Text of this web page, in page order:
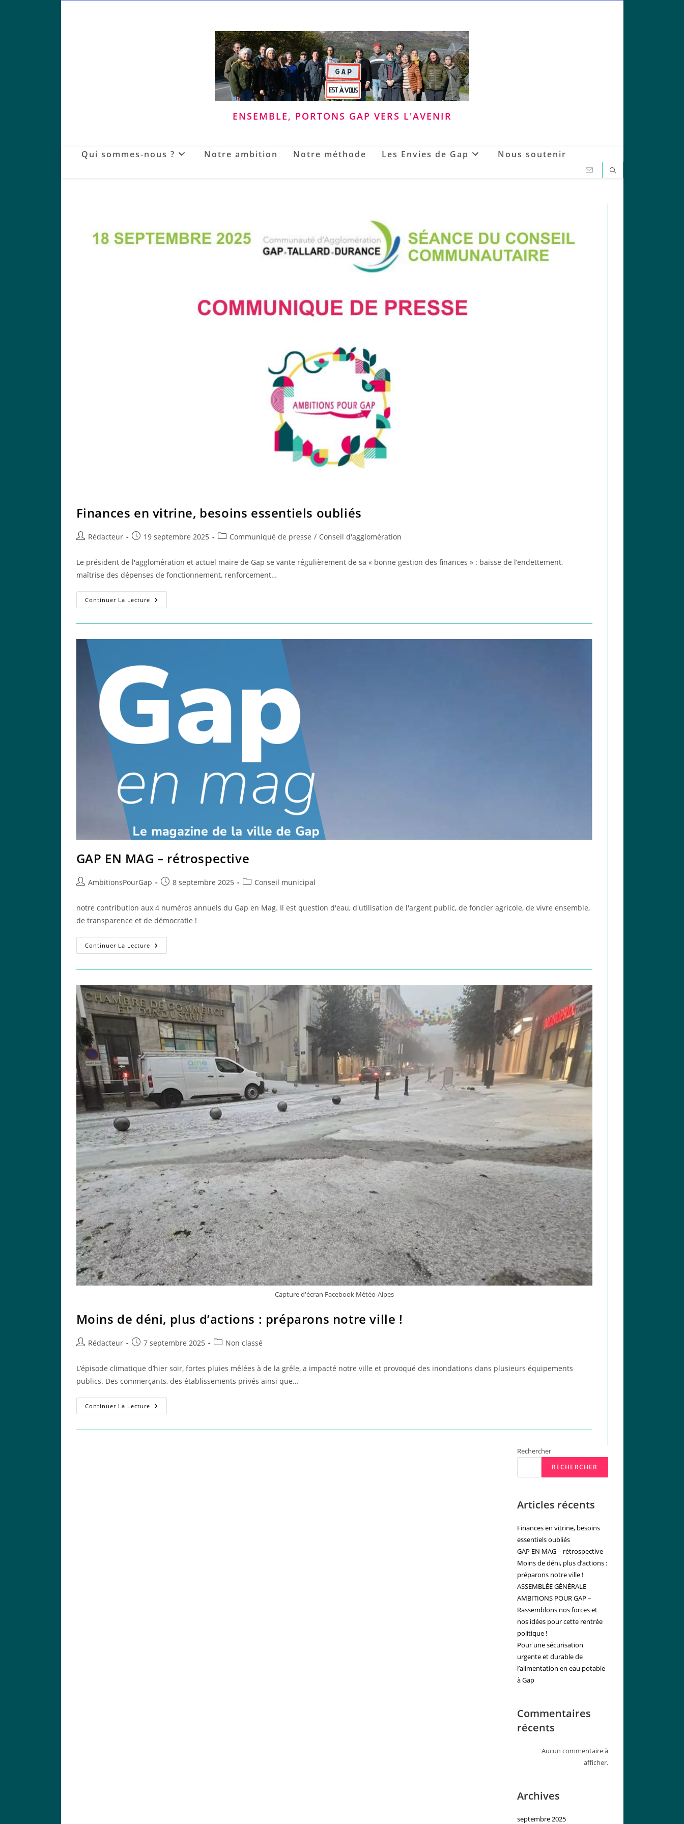
ENSEMBLE, PORTONS GAP VERS L'AVENIR
Qui sommes-nous ? Notre ambition Notre méthode Les Envies de Gap Nous soutenir
Finances en vitrine, besoins essentiels oubliés
Auteur/autrice
publication :
Rédacteur
Publication
19 septembre 2025
PostCommuniqué de presse / Conseil d'agglomération
Le président de l'agglomération et actuel maire de Gap se vante régulièrement de sa « bonne gestion des finances » : baisse de l’endettement,
maîtrise des dépenses de fonctionnement, renforcement…
Continuer La LectureFinances
En
GAP EN MAG – rétrospective
Auteur/autrice
publication :
AmbitionsPourGap
Publication
8 septembre 2025
PostConseil municipal
notre contribution aux 4 numéros annuels du Gap en Mag. Il est question d'eau, d'utilisation de l'argent public, de foncier agricole, de vivre ensemble,
de transparence et de démocratie !
Continuer La LectureGAP
EN
Capture d'écran Facebook Météo-Alpes
Moins de déni, plus d’actions : préparons notre ville !
Auteur/autrice
la
publication :
Rédacteur
Publication
7 septembre 2025
PostNon classé
L’épisode climatique d’hier soir, fortes pluies mêlées à de la grêle, a impacté notre ville et provoqué des inondations dans plusieurs équipements
publics. Des commerçants, des établissements privés ainsi que…
Continuer La LectureMoins
De
Plus
Rechercher
RECHERCHER
Articles récents
Finances en vitrine, besoins
essentiels oubliés
GAP EN MAG – rétrospective
Moins de déni, plus d’actions :
préparons notre ville !
ASSEMBLÉE GÉNÉRALE
AMBITIONS POUR GAP –
Rassemblons nos forces et
nos idées pour cette rentrée
politique !
Pour une sécurisation
urgente et durable de
l’alimentation en eau potable
à Gap
Commentaires
récents
Aucun commentaire à
afficher.
Archives
septembre 2025